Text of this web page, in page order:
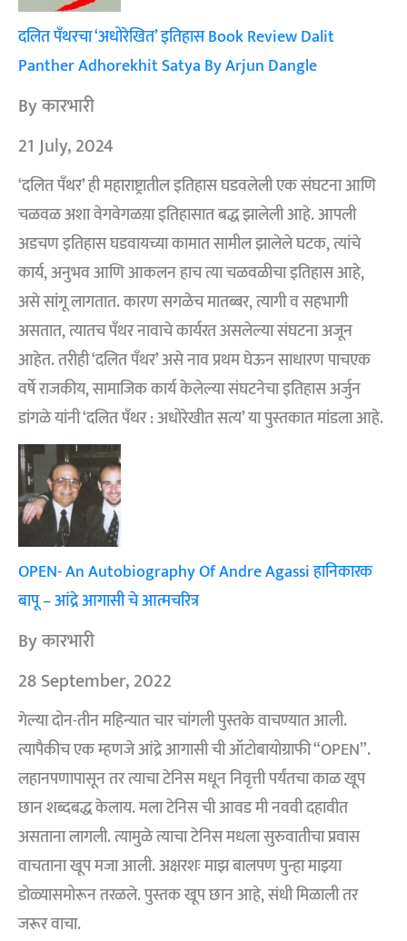
दलित पँथरचा ‘अधोरेखित’ इतिहास Book Review Dalit
Panther Adhorekhit Satya By Arjun Dangle
By कारभारी
21 July, 2024
‘दलित पँथर’ ही महाराष्ट्रातील इतिहास घडवलेली एक संघटना आणि
चळवळ अशा वेगवेगळय़ा इतिहासात बद्ध झालेली आहे. आपली
अडचण इतिहास घडवायच्या कामात सामील झालेले घटक, त्यांचे
कार्य, अनुभव आणि आकलन हाच त्या चळवळीचा इतिहास आहे,
असे सांगू लागतात. कारण सगळेच मातब्बर, त्यागी व सहभागी
असतात, त्यातच पँथर नावाचे कार्यरत असलेल्या संघटना अजून
आहेत. तरीही ‘दलित पँथर’ असे नाव प्रथम घेऊन साधारण पाचएक
वर्षे राजकीय, सामाजिक कार्य केलेल्या संघटनेचा इतिहास अर्जुन
डांगळे यांनी ‘दलित पँथर : अधोरेखीत सत्य’ या पुस्तकात मांडला आहे.
OPEN- An Autobiography Of Andre Agassi हानिकारक
बापू – आंद्रे आगासी चे आत्मचरित्र
By कारभारी
28 September, 2022
गेल्या दोन-तीन महिन्यात चार चांगली पुस्तके वाचण्यात आली.
त्यापैकीच एक म्हणजे आंद्रे आगासी ची ऑटोबायोग्राफी “OPEN”.
लहानपणापासून तर त्याचा टेनिस मधून निवृत्ती पर्यंतचा काळ खूप
छान शब्दबद्ध केलाय. मला टेनिस ची आवड मी नववी दहावीत
असताना लागली. त्यामुळे त्याचा टेनिस मधला सुरुवातीचा प्रवास
वाचताना खूप मजा आली. अक्षरशः माझ बालपण पुन्हा माझ्या
डोळ्यासमोरून तरळले. पुस्तक खूप छान आहे, संधी मिळाली तर
जरूर वाचा.